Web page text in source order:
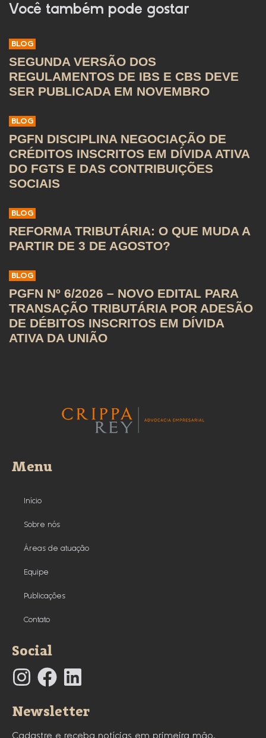
Você também pode gostar
BLOG
SEGUNDA VERSÃO DOS
REGULAMENTOS DE IBS E CBS DEVE
SER PUBLICADA EM NOVEMBRO
BLOG
PGFN DISCIPLINA NEGOCIAÇÃO DE
CRÉDITOS INSCRITOS EM DÍVIDA ATIVA
DO FGTS E DAS CONTRIBUIÇÕES
SOCIAIS
BLOG
REFORMA TRIBUTÁRIA: O QUE MUDA A
PARTIR DE 3 DE AGOSTO?
BLOG
PGFN Nº 6/2026 – NOVO EDITAL PARA
TRANSAÇÃO TRIBUTÁRIA POR ADESÃO
DE DÉBITOS INSCRITOS EM DÍVIDA
ATIVA DA UNIÃO
Menu
Início
Sobre nós
Áreas de atuação
Equipe
Publicações
Contato
Social
Newsletter